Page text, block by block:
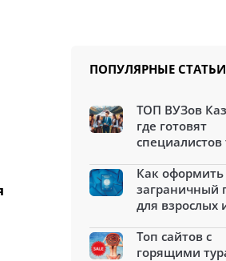
ПОПУЛЯРНЫЕ СТАТЬИ
ТОП ВУЗов
где готовят
специалистов
Как оформить
заграничный
для взрослых
Топ сайтов с
горящими